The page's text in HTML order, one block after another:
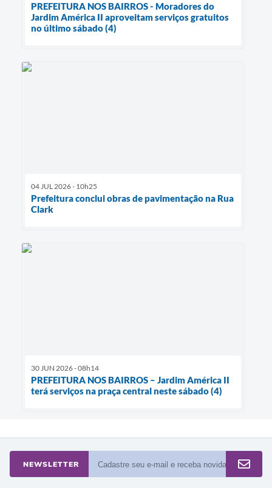
PREFEITURA NOS BAIRROS - Moradores do
Jardim América II aproveitam serviços gratuitos
no último sábado (4)
04 JUL 2026 - 10h25
Prefeitura conclui obras de pavimentação na Rua
Clark
30 JUN 2026 - 08h14
PREFEITURA NOS BAIRROS – Jardim América II
terá serviços na praça central neste sábado (4)
NEWSLETTER